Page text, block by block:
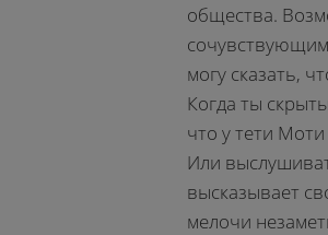
общества.
могу сказать,
Когда ты
что у тети
Или
высказывает
мелочи